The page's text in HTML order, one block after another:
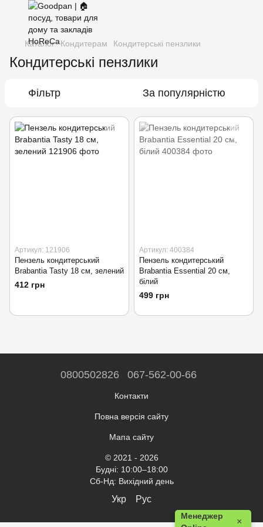
Менеджер
×
Каталог Кондитерам Кондитерські пензлики
Кондитерські пензлики
Фільтр За популярністю
Артикул: 121906
Пензель кондитерський
Brabantia Tasty 18 см, зелений
412 грн
Артикул: 400384
Пензель кондитерський
Brabantia Essential 20 см,
білий
499 грн
0800502826 067-562-00-66
Контакти
Повна версія сайту
Мапа сайту
© 2021 - 2026
Будні: 10:00–18:00
Сб-Нд: Вихідний день
Укр Рус